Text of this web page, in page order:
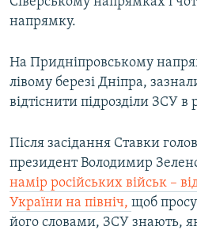
напрямку.
На Придніпровському
лівому березі Дніпра,
відтіснити підрозділи ЗСУ
Після засідання Ставки
президент Володимир
намір російських військ –
України на північ, щоб
його словами, ЗСУ знають,